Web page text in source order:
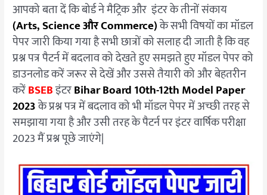
आपको बता दें कि बोर्ड ने मैट्रिक और इंटर के तीनों संकाय
(Arts, Science और Commerce)के सभी विषयों का मॉडल
पेपर जारी किया गया है सभी छात्रों को सलाह दी जाती है कि वह
प्रश्न पत्र पैटर्न में बदलाव को देखते हुए समझते हुए मॉडल पेपर को
डाउनलोड करें जरूर से देखें और उससे तैयारी को और बेहतरीन
करेंBSEBइंटरBihar Board 10th-12th Model Paper
2023के प्रश्न पत्र में बदलाव को भी मॉडल पेपर में अच्छी तरह से
समझाया गया है और उसी तरह के पैटर्न पर इंटर वार्षिक परीक्षा
2023 मैं प्रश्न पूछे जाएंगे|